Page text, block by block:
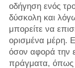
οδήγηση ενός
δύσκολη και
μπορείτε να
ορισμένα μέρη.
όσον αφορά την
πράγματα, όπως